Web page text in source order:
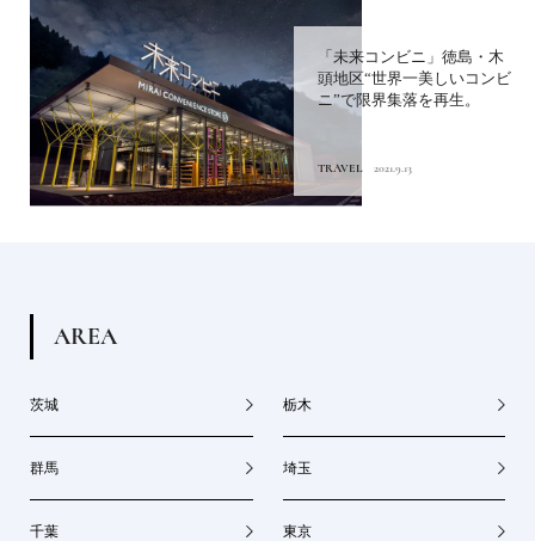
「未来コンビニ」徳島・木
頭地区“世界一美しいコンビ
ニ”で限界集落を再生。
TRAVEL 2021.9.13
AREA
茨城 栃木
群馬 埼玉
千葉 東京